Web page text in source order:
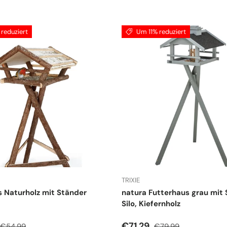
reduziert
Naturholz mit Ständer
Normaler Preis
Um 11% reduziert
TRIXIE
natura Futterhaus grau mit
Silo, Kiefernholz
Normaler Preis